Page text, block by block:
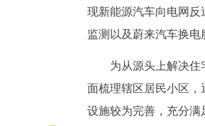
现新能源汽车向电网
监测以及蔚来汽车换电
为从源头上解决住
面梳理辖区居民小区，
设施较为完善，充分满